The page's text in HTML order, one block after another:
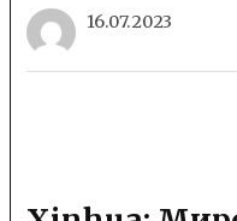
16.07.2023